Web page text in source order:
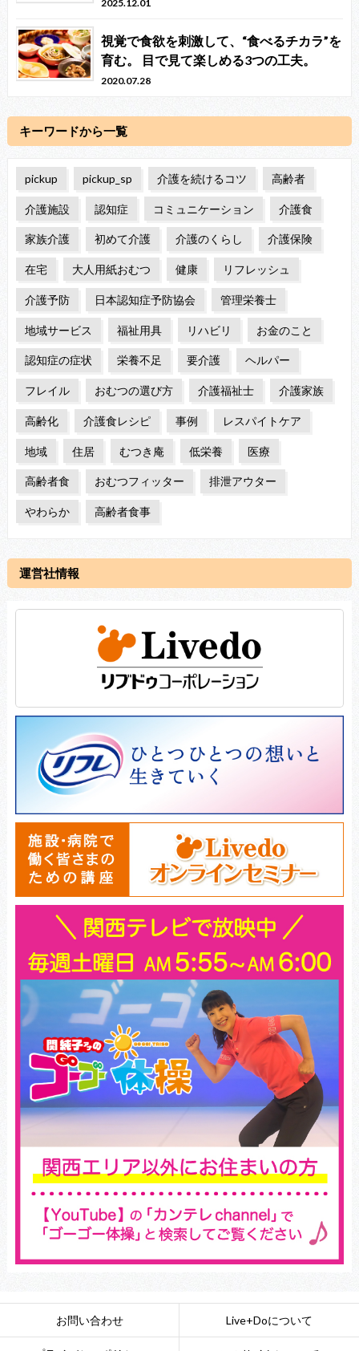
2025.12.01
視覚で食欲を刺激して、“食べるチカラ”を
育む。 目で見て楽しめる3つの工夫。
2020.07.28
キーワードから一覧
pickup pickup_sp 介護を続けるコツ 高齢者
介護施設 認知症 コミュニケーション 介護食
家族介護 初めて介護 介護のくらし 介護保険
在宅 大人用紙おむつ 健康 リフレッシュ
介護予防 日本認知症予防協会 管理栄養士
地域サービス 福祉用具 リハビリ お金のこと
認知症の症状 栄養不足 要介護 ヘルパー
フレイル おむつの選び方 介護福祉士 介護家族
高齢化 介護食レシピ 事例 レスパイトケア
地域 住居 むつき庵 低栄養 医療
高齢者食 おむつフィッター 排泄アウター
やわらか 高齢者食事
運営社情報
お問い合わせ Live+Doについて